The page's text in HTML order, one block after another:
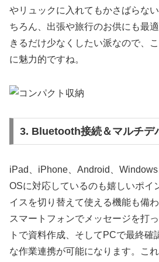
やリュックに入れてもかさばらな
ちろん、出張や旅行のお供にも最
きるだけ少なくしたい派なので、
に魅力的ですね。
3. Bluetooth接続＆マルチデ
iPad、iPhone、Android、
OSに対応しているのも嬉しいポイ
イスを切り替えて使える機能も備
スマートフォンでメッセージを打
トで資料作成、そしてPCで最終確
な作業連携が可能になります。こ